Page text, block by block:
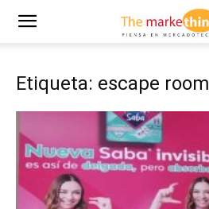
Etiqueta: escape room